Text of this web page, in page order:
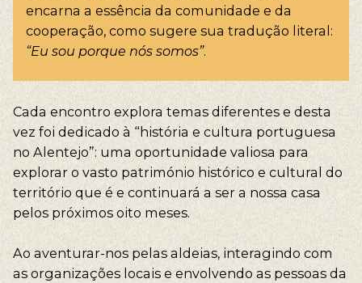
encarna a essência da comunidade e da
cooperação, como sugere sua tradução literal:
“Eu sou porque nós somos”.
Cada encontro explora temas diferentes e desta
vez foi dedicado à “história e cultura portuguesa
no Alentejo”: uma oportunidade valiosa para
explorar o vasto património histórico e cultural do
território que é e continuará a ser a nossa casa
pelos próximos oito meses.
Ao aventurar-nos pelas aldeias, interagindo com
as organizações locais e envolvendo as pessoas da